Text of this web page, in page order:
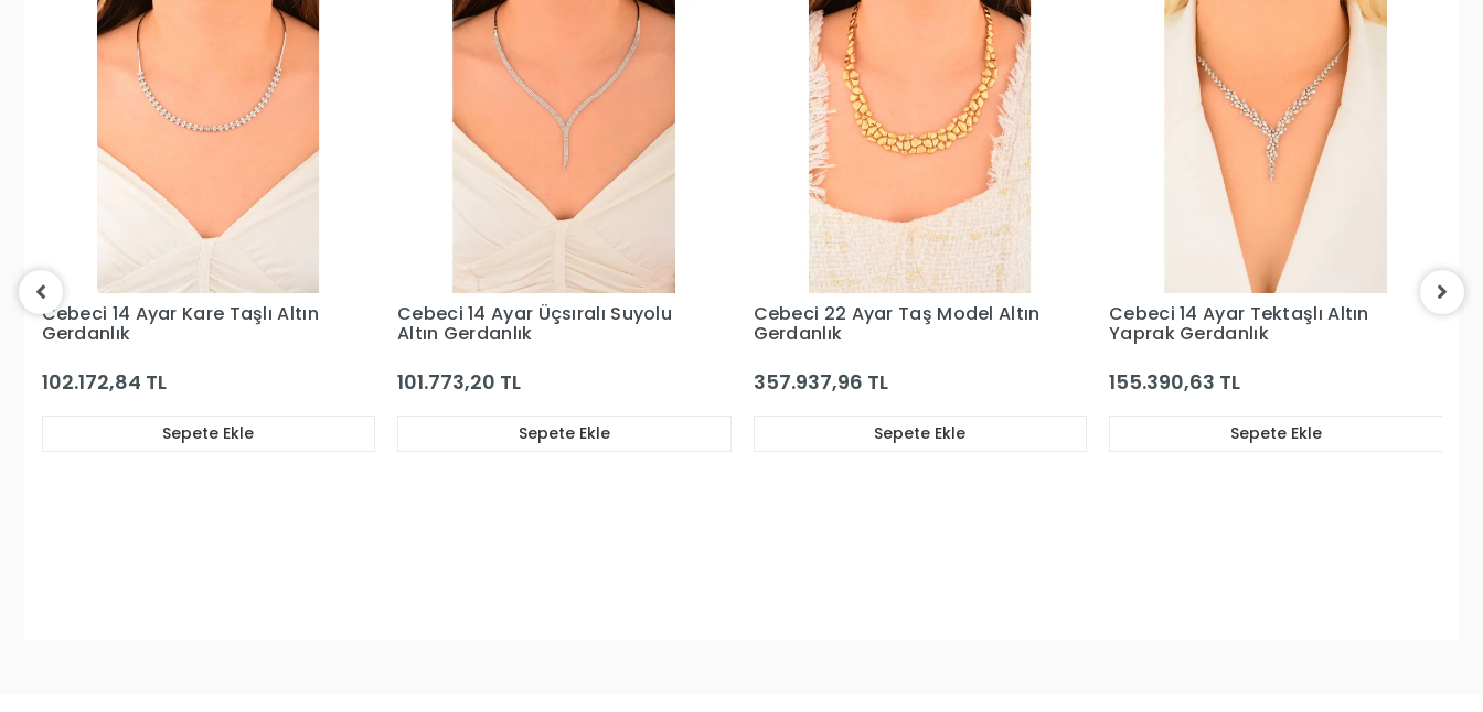
Cebeci 14 Ayar Üçsıralı Suyolu
Altın Gerdanlık
101.773,20 TL
Sepete Ekle
Cebeci 22 Ayar Taş Model Altın
Gerdanlık
357.937,96 TL
Sepete Ekle
Cebeci 14 Ayar Tektaşlı Altın
Yaprak Gerdanlık
155.390,63 TL
Sepete Ekle
Cebeci 14 Ayar Altın Taşlı
Yapraklı Gerdanlık
143.002,01 TL
Sepete Ekle